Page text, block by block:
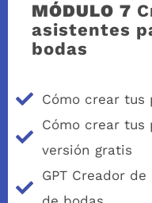
MÓDULO 7
asistentes
bodas
Cómo crear tus
Cómo crear tus
versión gratis
GPT Creador